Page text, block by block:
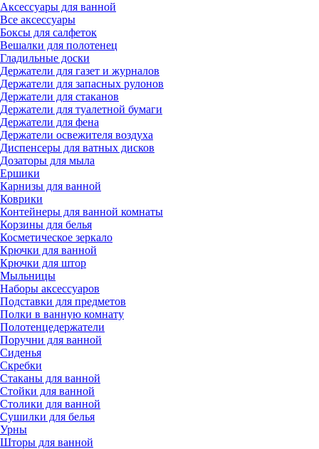
Аксессуары для ванной
Все аксессуары
Боксы для салфеток
Вешалки для полотенец
Гладильные доски
Держатели для газет и журналов
Держатели для запасных рулонов
Держатели для стаканов
Держатели для туалетной бумаги
Держатели для фена
Держатели освежителя воздуха
Диспенсеры для ватных дисков
Дозаторы для мыла
Ершики
Карнизы для ванной
Коврики
Контейнеры для ванной комнаты
Корзины для белья
Косметическое зеркало
Крючки для ванной
Крючки для штор
Мыльницы
Наборы аксессуаров
Подставки для предметов
Полки в ванную комнату
Полотенцедержатели
Поручни для ванной
Сиденья
Скребки
Стаканы для ванной
Стойки для ванной
Столики для ванной
Сушилки для белья
Урны
Шторы для ванной